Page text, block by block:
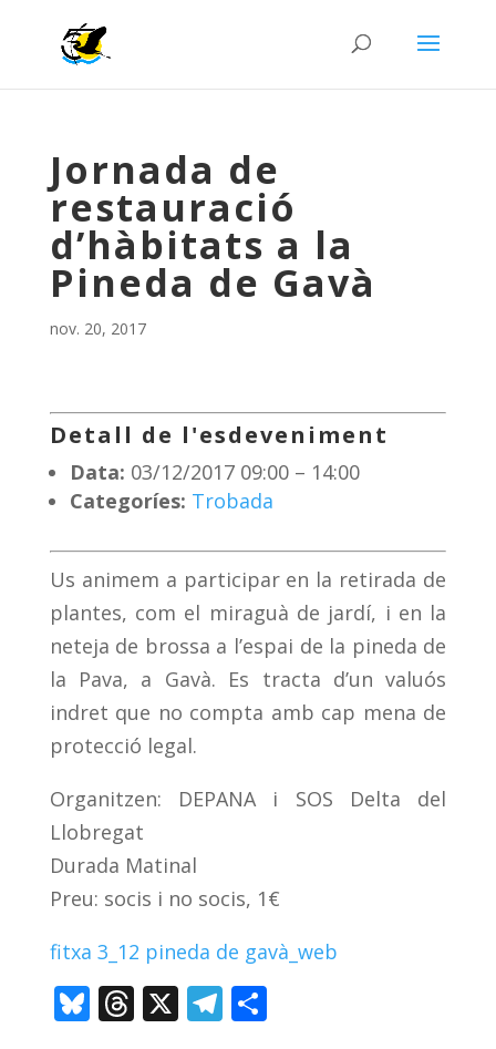
Jornada de
restauració
d’hàbitats a la
Pineda de Gavà
nov. 20, 2017
Detall de l'esdeveniment
Data: 03/12/2017 09:00– 14:00
Categoríes: Trobada
Us animem a participar en la retirada de
plantes, com el miraguà de jardí, i en la
neteja de brossa a l’espai de la pineda de
la Pava, a Gavà. Es tracta d’un valuós
indret que no compta amb cap mena de
protecció legal.
Organitzen: DEPANA i SOS Delta del
Llobregat
Durada Matinal
Preu: socis i no socis, 1€
fitxa 3_12 pineda de gavà_web
Bl T X T C